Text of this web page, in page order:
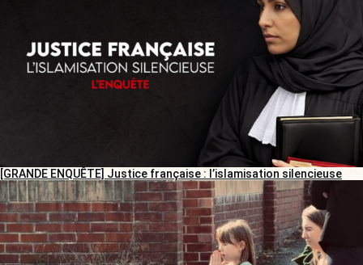
[GRANDE ENQUÊTE] Justice française : l’islamisation silencieuse